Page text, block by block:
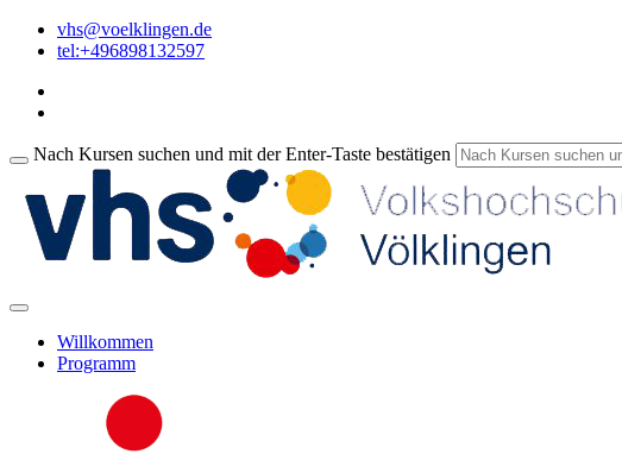
vhs@voelklingen.de
tel:+496898132597
Nach Kursen suchen und mit der Enter-Taste bestätigen
Willkommen
Programm